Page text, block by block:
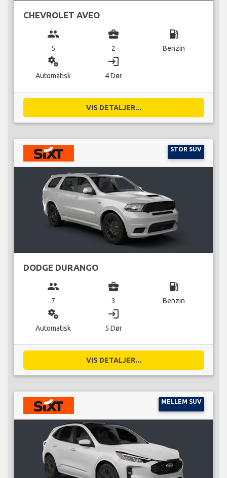
CHEVROLET AVEO
group
5
business_center
2
local_gas_station
Benzin
miscellaneous_services
Automatisk
login
4 Dør
VIS DETALJER...
STOR SUV
DODGE DURANGO
group
7
business_center
3
local_gas_station
Benzin
miscellaneous_services
Automatisk
login
5 Dør
VIS DETALJER...
MELLEM SUV